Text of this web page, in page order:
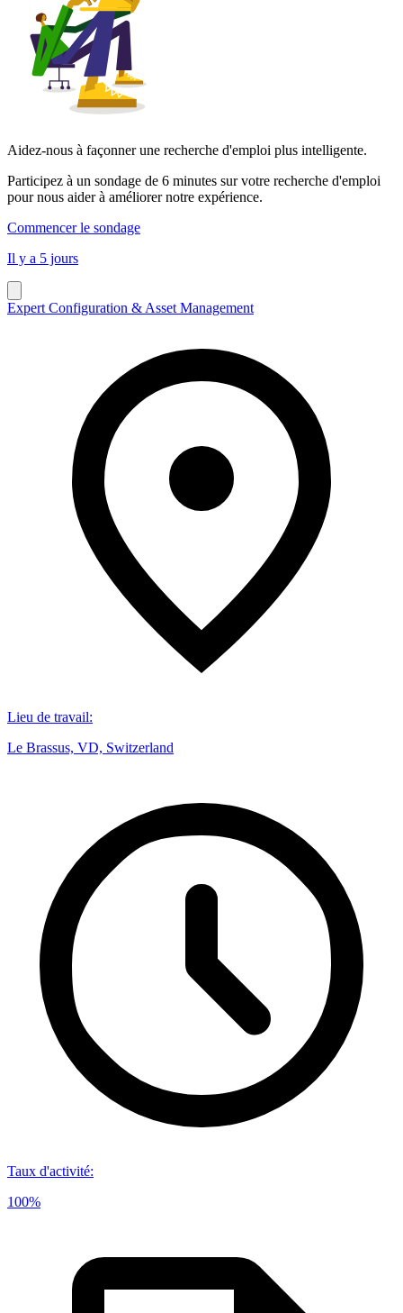
Aidez-nous à façonner une recherche d'emploi plus intelligente.
Participez à un sondage de 6 minutes sur votre recherche d'emploi
pour nous aider à améliorer notre expérience.
Commencer le sondage
Il y a 5 jours
Expert Configuration & Asset Management
Lieu de travail:
Le Brassus, VD, Switzerland
Taux d'activité:
100%